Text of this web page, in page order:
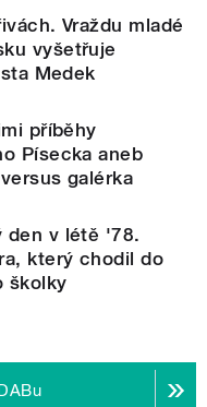
Vraždu mladé
vyšetřuje
Medek
příběhy
Písecka aneb
galérka
den v létě '78.
který chodil do
školky